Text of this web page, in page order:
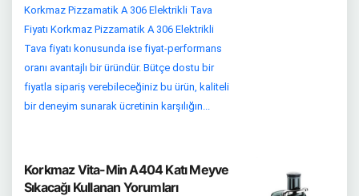
Korkmaz Pizzamatik A 306 Elektrikli Tava
Fiyatı Korkmaz Pizzamatik A 306 Elektrikli
Tava fiyatı konusunda ise fiyat-performans
oranı avantajlı bir üründür. Bütçe dostu bir
fiyatla sipariş verebileceğiniz bu ürün, kaliteli
bir deneyim sunarak ücretinin karşılığın...
Korkmaz Vita-Min A404 Katı Meyve
Sıkacağı Kullanan Yorumları